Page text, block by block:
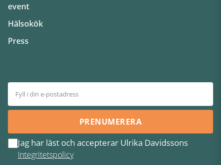
event
Hälsokök
Press
PRENUMERERA
Jag har läst och accepterar Ulrika Davidssons
Integritetspolicy